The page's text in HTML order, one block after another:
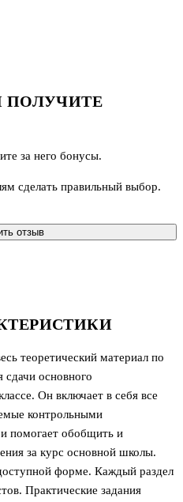
теоретический материал по
основного
Он включает в себя все
контрольными
помогает обобщить и
за курс основной школы.
форме. Каждый раздел
Практические задания
ПОЛУЧИТЕ
за него бонусы.
сделать правильный выбор.
отзыв